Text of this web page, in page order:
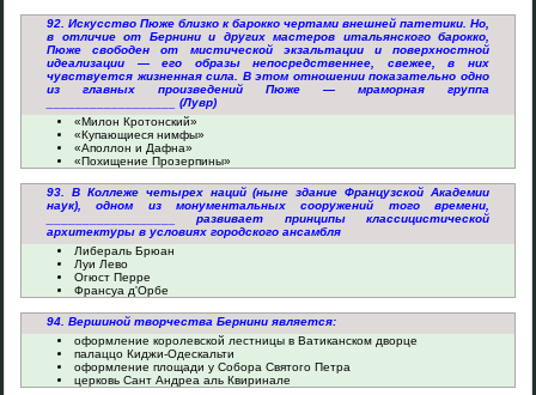
92. Искусство Пюже близко к барокко чертами внешней патетики. Но,
в отличие от Бернини и других мастеров итальянского барокко,
Пюже свободен от мистической экзальтации и поверхностной
идеализации — его образы непосредственнее, свежее, в них
чувствуется жизненная сила. В этом отношении показательно одно
из главных произведений Пюже — мраморная группа
__________________ (Лувр)
«Милон Кротонский»
«Купающиеся нимфы»
«Аполлон и Дафна»
«Похищение Прозерпины»
93. В Коллеже четырех наций (ныне здание Французской Академии
наук), одном из монументальных сооружений того времени,
__________________ развивает принципы классицистической
архитектуры в условиях городского ансамбля
Либераль Брюан
Луи Лево
Огюст Перре
Франсуа д'Орбе
94. Вершиной творчества Бернини является:
оформление королевской лестницы в Ватиканском дворце
палаццо Киджи-Одескальти
оформление площади у Собора Святого Петра
церковь Сант Андреа аль Квиринале